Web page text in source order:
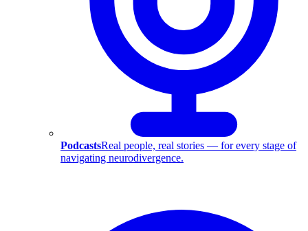
PodcastsReal people, real stories — for every stage of
navigating neurodivergence.